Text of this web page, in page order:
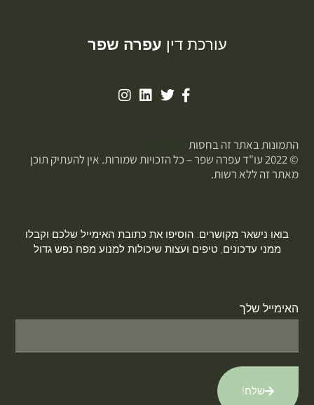
עורכת דין עפרה שפר
התמונות באתר זה בחסות
© 2022 עו"ד עפרה שפר – כל הזכויות שמורות. אין להעתיק תוכן
מאתר זה ללא רשות.
בואו נישאר מקושרים. הוסיפו את כתובת האימייל שלכם וקבלו
ממני עדכונים, טיפים ועצות שיכולות למנוע מפח נפש גדול
האימייל שלך
שלח!